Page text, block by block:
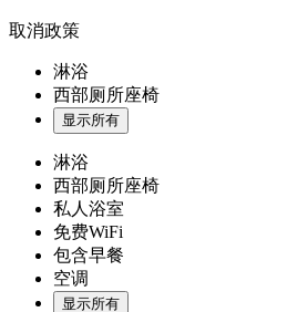
取消政策
淋浴
西部厕所座椅
显示所有
淋浴
西部厕所座椅
私人浴室
免费WiFi
包含早餐
空调
显示所有